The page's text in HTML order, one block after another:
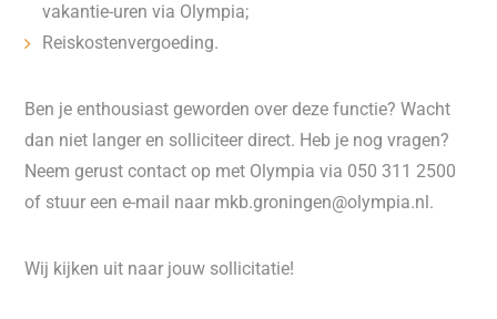
vakantie-uren via Olympia;
Reiskostenvergoeding.
Ben je enthousiast geworden over deze functie? Wacht
dan niet langer en solliciteer direct. Heb je nog vragen?
Neem gerust contact op met Olympia via 050 311 2500
of stuur een e-mail naar mkb.groningen@olympia.nl.
Wij kijken uit naar jouw sollicitatie!